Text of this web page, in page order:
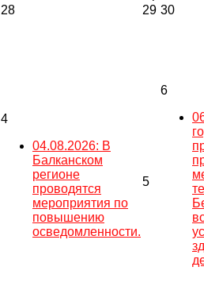
28 29 30
4
04.08.2026: В
Балканском
регионе
проводятся
мероприятия по
повышению
осведомленности.
5
6